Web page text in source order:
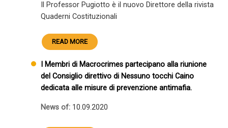
Il Professor Pugiotto è il nuovo Direttore della rivista
Quaderni Costituzionali
READ MORE
I Membri di Macrocrimes partecipano alla riunione
del Consiglio direttivo di Nessuno tocchi Caino
dedicata alle misure di prevenzione antimafia.
News of: 10.09.2020